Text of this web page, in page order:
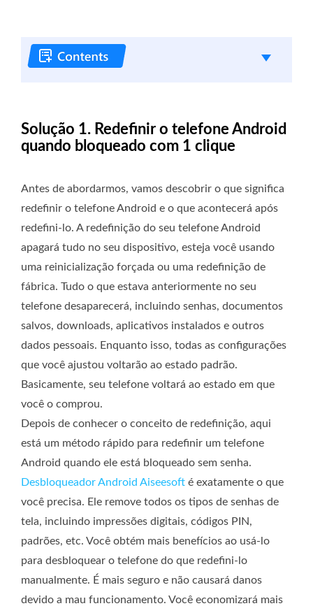
Solução 1. Redefinir o telefone Android
quando bloqueado com 1 clique
Antes de abordarmos, vamos descobrir o que significa
redefinir o telefone Android e o que acontecerá após
redefini-lo. A redefinição do seu telefone Android
apagará tudo no seu dispositivo, esteja você usando
uma reinicialização forçada ou uma redefinição de
fábrica. Tudo o que estava anteriormente no seu
telefone desaparecerá, incluindo senhas, documentos
salvos, downloads, aplicativos instalados e outros
dados pessoais. Enquanto isso, todas as configurações
que você ajustou voltarão ao estado padrão.
Basicamente, seu telefone voltará ao estado em que
você o comprou.
Depois de conhecer o conceito de redefinição, aqui
está um método rápido para redefinir um telefone
Android quando ele está bloqueado sem senha.
Desbloqueador Android Aiseesoft é exatamente o que
você precisa. Ele remove todos os tipos de senhas de
tela, incluindo impressões digitais, códigos PIN,
padrões, etc. Você obtém mais benefícios ao usá-lo
para desbloquear o telefone do que redefini-lo
manualmente. É mais seguro e não causará danos
devido a mau funcionamento. Você economizará mais